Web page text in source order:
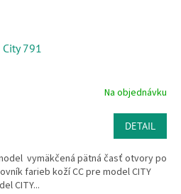
City 791
Na objednávku
DETAIL
vymäkčená pätná časť otvory po
farieb koží CC pre model CITY
CITY...